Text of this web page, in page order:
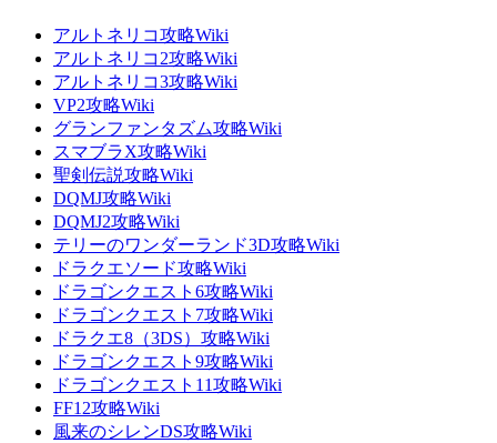
アルトネリコ攻略Wiki
アルトネリコ2攻略Wiki
アルトネリコ3攻略Wiki
VP2攻略Wiki
グランファンタズム攻略Wiki
スマブラX攻略Wiki
聖剣伝説攻略Wiki
DQMJ攻略Wiki
DQMJ2攻略Wiki
テリーのワンダーランド3D攻略Wiki
ドラクエソード攻略Wiki
ドラゴンクエスト6攻略Wiki
ドラゴンクエスト7攻略Wiki
ドラクエ8（3DS）攻略Wiki
ドラゴンクエスト9攻略Wiki
ドラゴンクエスト11攻略Wiki
FF12攻略Wiki
風来のシレンDS攻略Wiki